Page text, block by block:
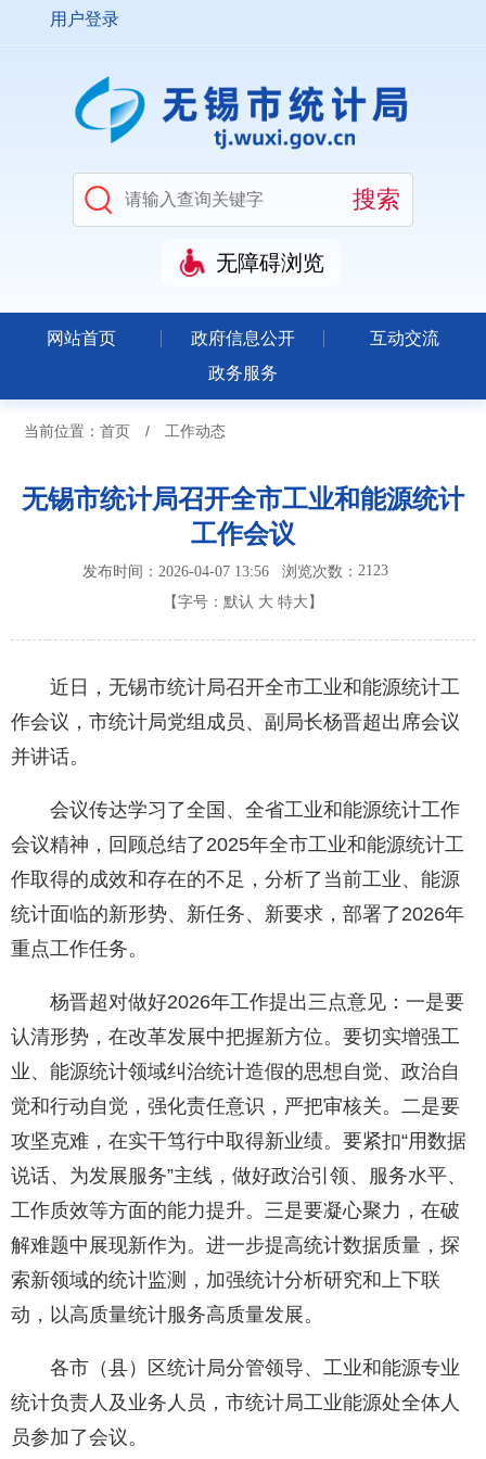
用户登录
无障碍浏览
网站首页 政府信息公开
互动交流
政务服务
当前位置： 首页 / 工作动态
无锡市统计局召开全市工业和能源统计
工作会议
发布时间：2026-04-07 13:56浏览次数：2123
【字号： 默认 大 特大 】
近日，无锡市统计局召开全市工业和能源统计工
作会议，市统计局党组成员、副局长杨晋超出席会议
并讲话。
会议传达学习了全国、全省工业和能源统计工作
会议精神，回顾总结了2025年全市工业和能源统计工
作取得的成效和存在的不足，分析了当前工业、能源
统计面临的新形势、新任务、新要求，部署了2026年
重点工作任务。
杨晋超对做好2026年工作提出三点意见：一是要
认清形势，在改革发展中把握新方位。要切实增强工
业、能源统计领域纠治统计造假的思想自觉、政治自
觉和行动自觉，强化责任意识，严把审核关。二是要
攻坚克难，在实干笃行中取得新业绩。要紧扣“用数据
说话、为发展服务”主线，做好政治引领、服务水平、
工作质效等方面的能力提升。三是要凝心聚力，在破
解难题中展现新作为。进一步提高统计数据质量，探
索新领域的统计监测，加强统计分析研究和上下联
动，以高质量统计服务高质量发展。
各市（县）区统计局分管领导、工业和能源专业
统计负责人及业务人员，市统计局工业能源处全体人
员参加了会议。